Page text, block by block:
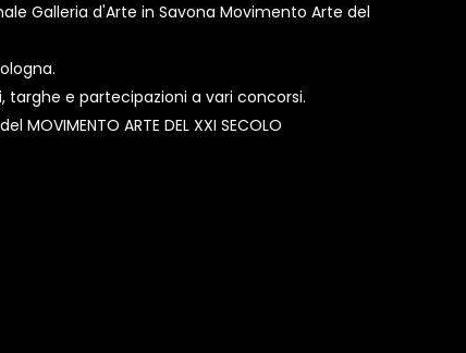
Galleria d'Arte in Savona Movimento Arte del
e partecipazioni a vari concorsi.
ARTE DEL XXI SECOLO